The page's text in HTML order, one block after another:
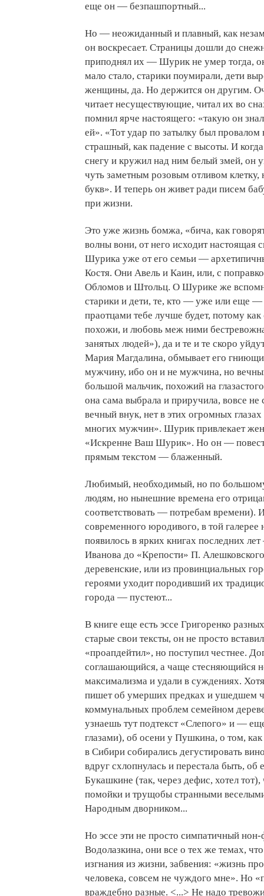
еще он — безпашпортный...
Но — неожиданный и плавный, как
он воскресает. Страницы дошли до
приподнял их — Шурик не умер тогда,
мало стало, старики поумирали, дети
женщины, да. Но держится он другим.
читает несуществующие, читал их во
помнил ярче настоящего: «такую он
ей». «Тот удар по затылку был провалом
страшный, как падение с высоты. И
снегу и кружил над ним белый змей, он
чуть заметным розовым отливом
букв». И теперь он живет ради писем
при жизни.
Это уже жизнь бомжа, «бича, как
волны вони, от него исходит настоящая
Шурика уже от его семьи —
Костя. Они Авель и Каин, или, с
Обломов и Штольц. О Шурике же
старики и дети, те, кто — уже или еще
праотцами тебе лучше будет, потому
похожи, и любовь меж ними
занятых людей»), да и те и те скоро
Мария Магдалина, обмывает его
мужчину, ибо он и не мужчина, но
большой мальчик, похожий на
она сама выбрала и приручила, вовсе
вечный внук, нет в этих огромных глазах
многих мужчин». Шурик привлекает
«Искренне Ваш Шурик». Но он —
прямым текстом — блаженный.
Любимый, необходимый, но по
людям, но нынешние времена его
соответствовать — потребам времени).
современного юродивого, в той
появилось в ярких книгах последних
Иванова до «Крепости» П.
деревенские, или из провинциальных
героями уходит породивший их
города — пустеют...
В книге еще есть эссе Григоренко
старые свои тексты, он не просто
«проапдейтил», но поступил честнее.
соглашающийся, а чаще стесняющийся
максимализма и удали в суждениях.
пишет об умерших предках и ушедшем
коммунальных проблем семейном
узнаешь тут подтекст «Слепого» и —
глазами), об осени у Пушкина, о том,
в Сибири собирались дегустировать
вдруг схлопнулась и перестала быть,
Букашкине (так, через дефис, хотел
помойки и трущобы странными
Народным дворником...
Но эссе эти не просто симпатичный
Водолазкина, они все о тех же темах,
изгнания из жизни, забвения: «жизнь
человека, совсем не чуждого мне». Но
враждебно разные. <...> Не надо